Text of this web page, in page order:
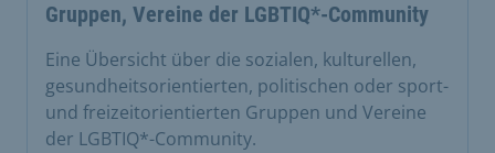
Gruppen, Vereine der LGBTIQ*-Community
Eine Übersicht über die sozialen, kulturellen,
gesundheitsorientierten, politischen oder sport-
und freizeitorientierten Gruppen und Vereine
der LGBTIQ*-Community.